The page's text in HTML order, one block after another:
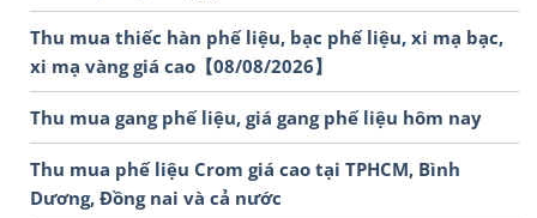
Thu mua thiếc hàn phế liệu, bạc phế liệu, xi mạ bạc,
xi mạ vàng giá cao【08/08/2026】
Thu mua gang phế liệu, giá gang phế liệu hôm nay
Thu mua phế liệu Crom giá cao tại TPHCM, Bình
Dương, Đồng nai và cả nước